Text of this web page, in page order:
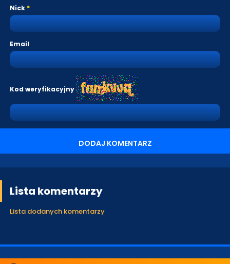
Nick
Email
Kod weryfikacyjny
DODAJ KOMENTARZ
Lista komentarzy
Lista dodanych komentarzy